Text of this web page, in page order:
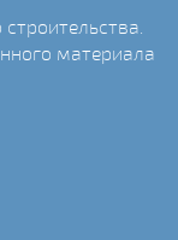
материала